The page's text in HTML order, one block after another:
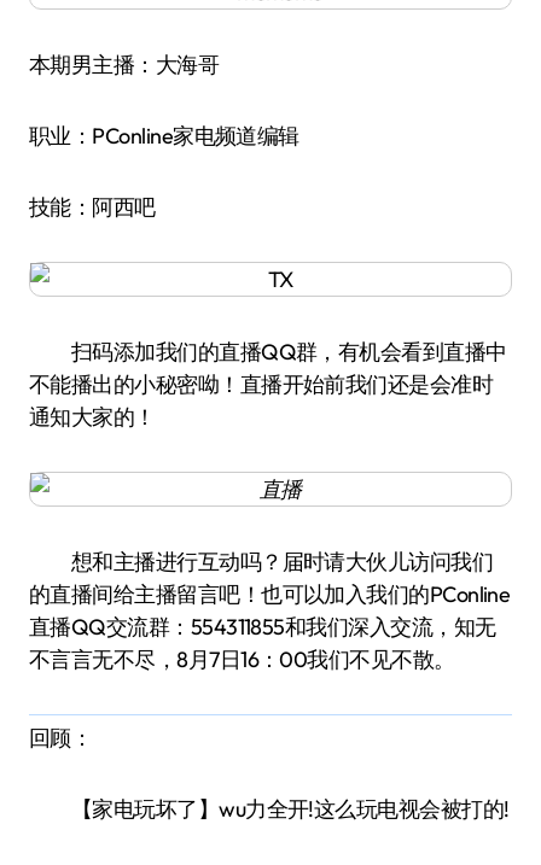
本期男主播：大海哥
职业：PConline家电频道编辑
技能：阿西吧
扫码添加我们的直播QQ群，有机会看到直播中
不能播出的小秘密呦！直播开始前我们还是会准时
通知大家的！
想和主播进行互动吗？届时请大伙儿访问我们
的直播间给主播留言吧！也可以加入我们的PConline
直播QQ交流群：554311855和我们深入交流，知无
不言言无不尽，8月7日16：00我们不见不散。
回顾：
【家电玩坏了】wu力全开!这么玩电视会被打的!